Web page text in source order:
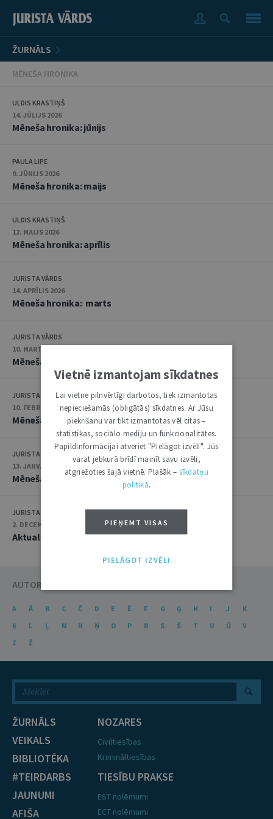
ŽURNĀLS
MĒNEŠA HRONIKA
ULDIS KRASTIŅŠ
14. JŪLIJS 2026
Mēneša hronika: jūnijs
PAULA LIPE
9. JŪNIJS 2026
Mēneša hronika: maijs
ULDIS KRASTIŅŠ
12. MAIJS 2026
Mēneša hronika: aprīlis
JURISTA VĀRDS
14. APRĪLIS 2026
Mēneša hronika: marts
JURISTA VĀRDS
10. MARTS 2026
Mēneša hronika: februāris
JURISTA VĀRDS
10. FEBRUĀRIS 2026
Mēneša hronika: janvāris
JURISTA VĀRDS
13. JANVĀRIS 2026
Mēneša hronika: decembris
JURISTA VĀRDS
2. DECEMBRIS 2025
Aktualitāšu apskats: novembris
AUTORU KATALOGS
A Ā B C Č D E Ē F G Ģ H I J
K
Ķ
L Ļ M N Ņ O P R S Š T U Ū
V
Z
Ž
ŽURNĀLS
VEIKALS
BIBLIOTĒKA
#TEIRDARBS
JAUNUMI
AFIŠA
NOZARES
Civiltiesības
Krimināltiesības
TIESĪBU PRAKSE
EST nolēmumi
ECT nolēmumi
Vietnē izmantojam sīkdatnes
Lai vietne pilnvērtīgi darbotos, tiek izmantotas
nepieciešamās (obligātās) sīkdatnes. Ar Jūsu
piekrišanu var tikt izmantotas vēl citas –
statistikas, sociālo mediju un funkcionalitātes.
Papildinformācijai atveriet "Pielāgot izvēli". Jūs
varat jebkurā brīdī mainīt savu izvēli,
atgriežoties šajā vietnē. Plašāk – sīkdatņu
politikā.
PIEŅEMT VISAS
PIELĀGOT IZVĒLI